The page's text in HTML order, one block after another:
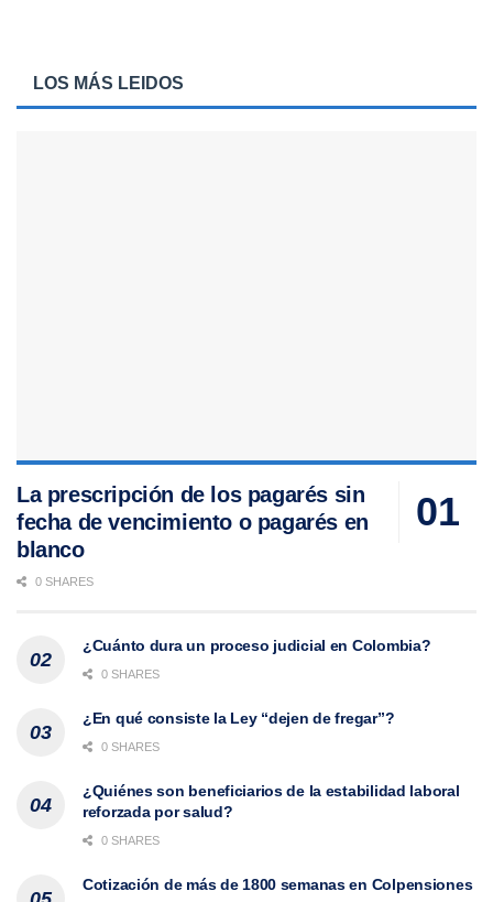
LOS MÁS LEIDOS
La prescripción de los pagarés sin
fecha de vencimiento o pagarés en
blanco
0 SHARES
¿Cuánto dura un proceso judicial en Colombia?
0 SHARES
¿En qué consiste la Ley “dejen de fregar”?
0 SHARES
¿Quiénes son beneficiarios de la estabilidad laboral
reforzada por salud?
0 SHARES
Cotización de más de 1800 semanas en Colpensiones